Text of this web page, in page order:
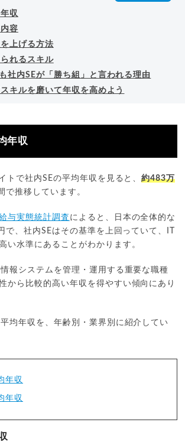
収
容
上げる方法
れるスキル
社内SEが「勝ち組」と言われる理由
キルを磨いて年収を高めよう
年収
トで社内SEの平均年収を見ると、約483万
で推移しています。
与実態統計調査 によると、日本の全体的な
で、社内SEはその基準を上回っていて、IT
い水準にあることがわかります。
報システムを管理・運用する重要な職種
から比較的高い年収を得やすい傾向にあり
均年収を、年齢別・業界別に紹介してい
年収
年収